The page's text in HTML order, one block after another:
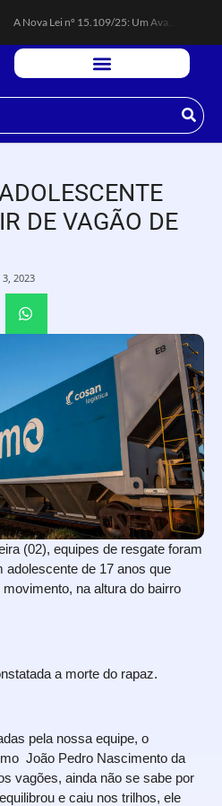
A Nova Lei nº 15.109/25: Um Avanço na Garantia dos Honorários Advocatícios.
Espingarda roubada de agentes de segurança ferroviária é recuperada na Vila Esperança.
Polícia Rodoviária resgata bicho-preguiça na Rodovia dos Imigrantes, em Cubatão.
Cubatão tem vasta programação no Mês da Mulher: atividades começam nesta sexta (7).
Vigilantes são atacados por criminosos armados durante escolta de carga na Vila Esperança.
DE VAGÃO DE
2023
(02), equipes de resgate foram
de 17 anos que
na altura do bairro
a morte do rapaz.
pela nossa equipe, o
João Pedro Nascimento da
vagões, ainda não se sabe por
e caiu nos trilhos, ele